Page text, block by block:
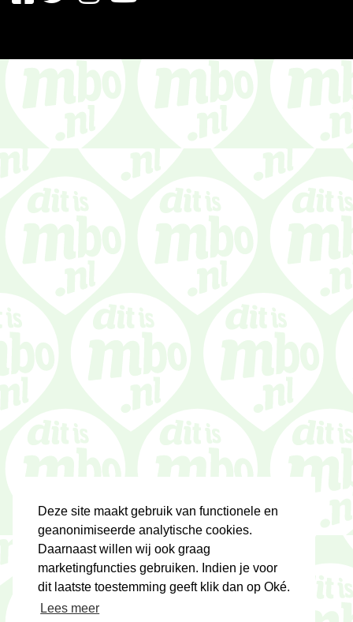
Deze site maakt gebruik van functionele en
geanonimiseerde analytische cookies.
Daarnaast willen wij ook graag
marketingfuncties gebruiken. Indien je voor
dit laatste toestemming geeft klik dan op Oké.
Lees meer